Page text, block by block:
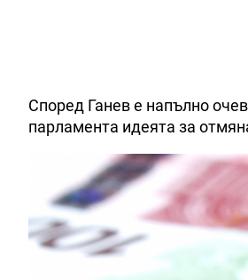
Според Ганев е напълно
парламента идеята за